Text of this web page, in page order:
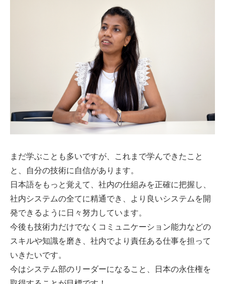
まだ学ぶことも多いですが、これまで学んできたこと
と、自分の技術に自信があります。
日本語をもっと覚えて、社内の仕組みを正確に把握し、
社内システムの全てに精通でき、より良いシステムを開
発できるように日々努力しています。
今後も技術力だけでなくコミュニケーション能力などの
スキルや知識を磨き、社内でより責任ある仕事を担って
いきたいです。
今はシステム部のリーダーになること、日本の永住権を